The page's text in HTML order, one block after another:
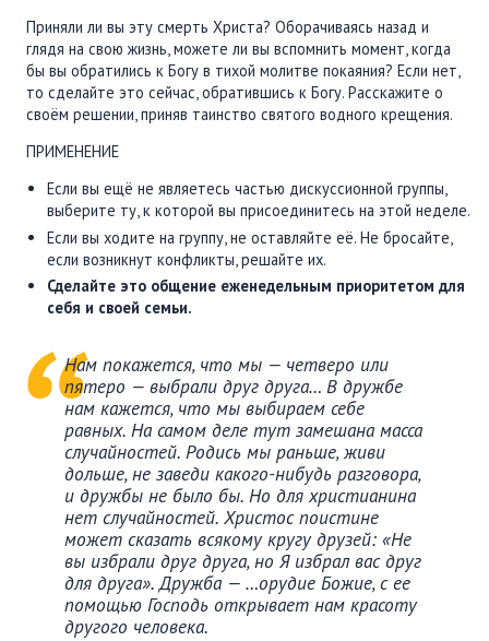
Приняли ли вы эту смерть Христа? Оборачиваясь назад и
глядя на свою жизнь, можете ли вы вспомнить момент, когда
бы вы обратились к Богу в тихой молитве покаяния? Если нет,
то сделайте это сейчас, обратившись к Богу. Расскажите о
своём решении, приняв таинство святого водного крещения.
ПРИМЕНЕНИЕ
Если вы ещё не являетесь частью дискуссионной группы,
выберите ту, к которой вы присоединитесь на этой неделе.
Если вы ходите на группу, не оставляйте её. Не бросайте,
если возникнут конфликты, решайте их.
Сделайте это общение еженедельным приоритетом для
себя и своей семьи.
Нам покажется, что мы — четверо или
пятеро — выбрали друг друга… В дружбе
нам кажется, что мы выбираем себе
равных. На самом деле тут замешана масса
случайностей. Родись мы раньше, живи
дольше, не заведи какого-нибудь разговора,
и дружбы не было бы. Но для христианина
нет случайностей. Христос поистине
может сказать всякому кругу друзей: «Не
вы избрали друг друга, но Я избрал вас друг
для друга». Дружба — …орудие Божие, с ее
помощью Господь открывает нам красоту
другого человека.